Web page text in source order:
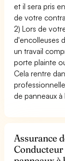
et il sera pris
de votre
2) Lors de
d'encolleuses
un travail
porte plainte
Cela rentre
de panneaux
Assurance
Conducteur